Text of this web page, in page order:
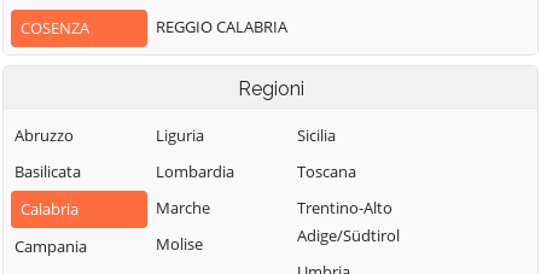
Belmonte
Calabro
Bianchi
Bisignano
Bocchigliero
Piemontese
Lago
Laino Castello
Lappano
Lattarico
Longobardi
Albanese
San Demetrio
Corone
San Donato di
San Giorgio
Albanese
COSENZA
REGGIO CALABRIA
Regioni
Abruzzo
Basilicata
Calabria
Campania
Liguria
Lombardia
Marche
Molise
Sicilia
Toscana
Trentino-Alto
Adige/Südtirol